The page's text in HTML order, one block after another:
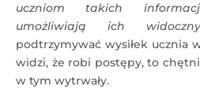
uczniom takich
umożliwiają ich
podtrzymywać wysiłek ucznia
widzi, że robi postępy, to
w tym wytrwały.